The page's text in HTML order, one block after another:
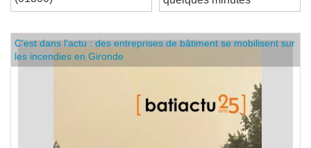
(01300)
quelques minutes
C'est dans l'actu : des entreprises de bâtiment se mobilisent sur
les incendies en Gironde